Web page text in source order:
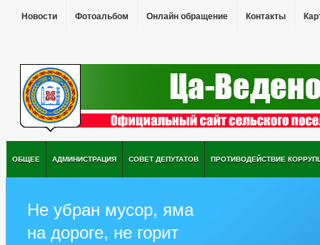
Новости Фотоальбом Онлайн обращение Контакты
ОБЩЕЕ АДМИНИСТРАЦИЯ СОВЕТ ДЕПУТАТОВ ПРОТИВОДЕЙСТВИЕ
Не убран мусор, яма
на дороге, не горит